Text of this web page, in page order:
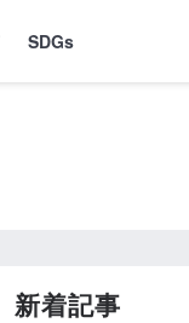
SDGs
新着記事